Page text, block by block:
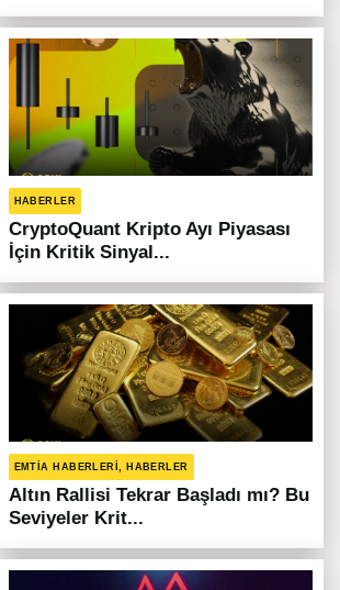
HABERLER
CryptoQuant Kripto Ayı Piyasası
İçin Kritik Sinyal...
EMTIA HABERLERI, HABERLER
Altın Rallisi Tekrar Başladı mı? Bu
Seviyeler Krit...